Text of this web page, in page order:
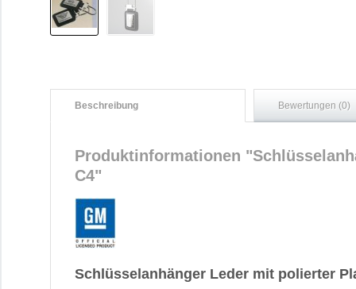
Beschreibung Bewertungen (0)
Produktinformationen
C4"
Schlüsselanhänger Leder mit polierter